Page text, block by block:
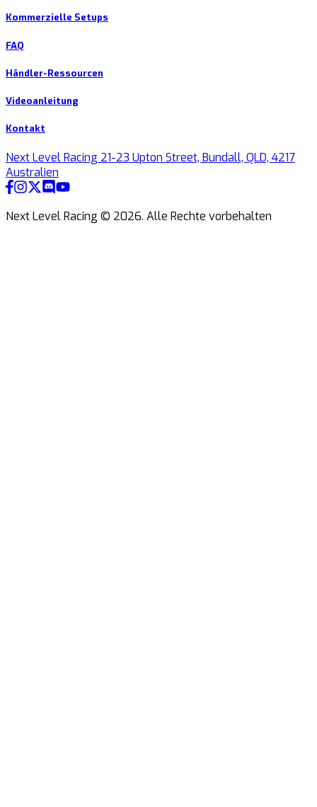
Kommerzielle Setups
FAQ
Händler-Ressourcen
Videoanleitung
Kontakt
Next Level Racing 21-23 Upton Street, Bundall, QLD, 4217
Australien
Next Level Racing © 2026. Alle Rechte vorbehalten